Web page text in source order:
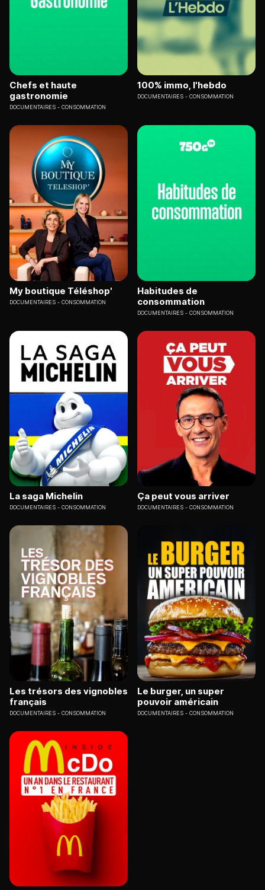
Chefs et haute
gastronomie
DOCUMENTAIRES CONSOMMATION
100% immo, l'hebdo
DOCUMENTAIRES CONSOMMATION
My boutique Téléshop'
DOCUMENTAIRES CONSOMMATION
Habitudes de
consommation
DOCUMENTAIRES CONSOMMATION
La saga Michelin
DOCUMENTAIRES CONSOMMATION
Ça peut vous arriver
DOCUMENTAIRES CONSOMMATION
Les trésors des vignobles
français
DOCUMENTAIRES CONSOMMATION
Le burger, un super
pouvoir américain
DOCUMENTAIRES CONSOMMATION